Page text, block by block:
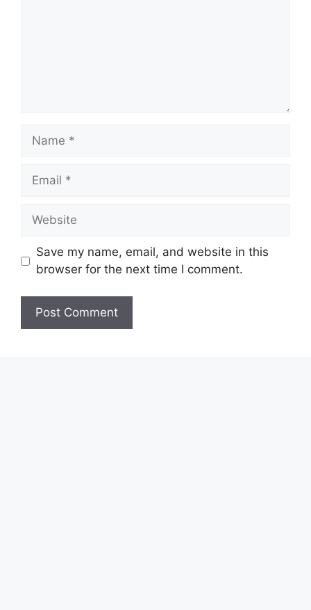
Name
Email
Website
Save my name, email, and website in this
browser for the next time I comment.